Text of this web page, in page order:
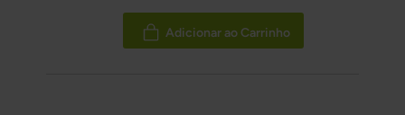
100%
Adicionar ao Carrinho